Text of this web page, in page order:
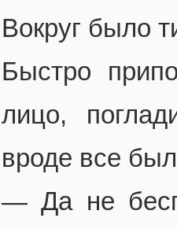
Вокруг было
Быстро
лицо,
вроде все
— Да не